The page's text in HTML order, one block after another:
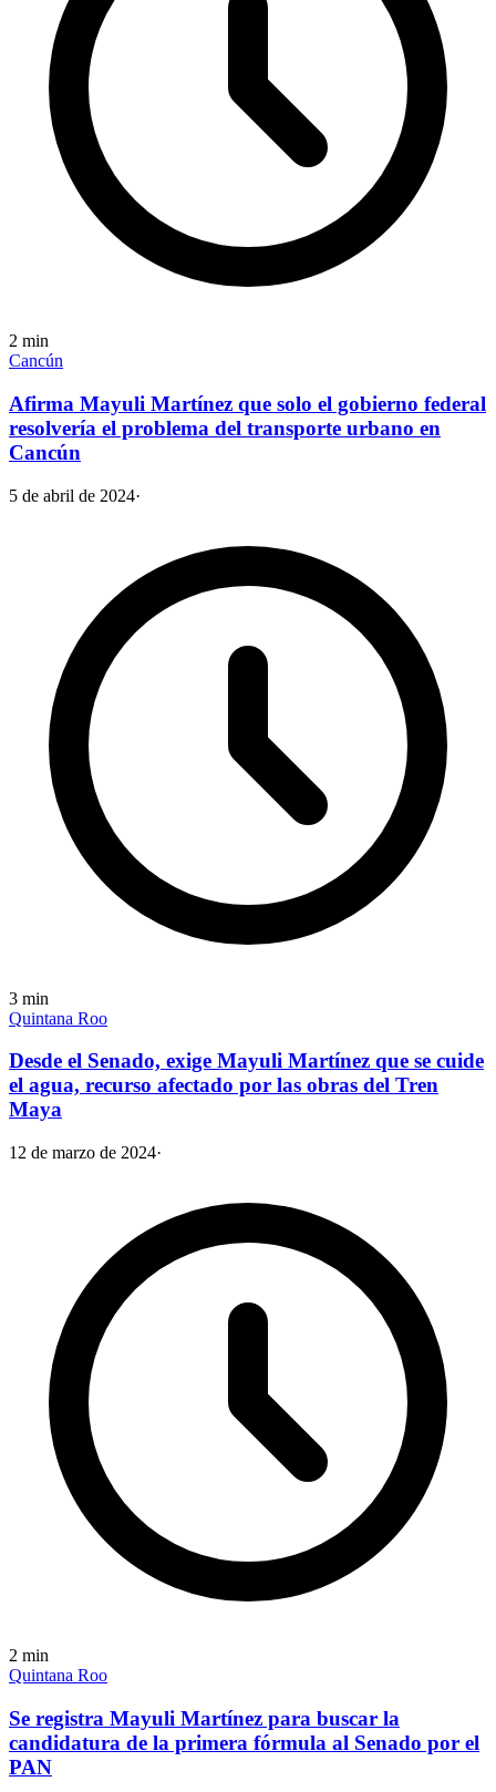
2 min
Cancún
Afirma Mayuli Martínez que solo el gobierno federal
resolvería el problema del transporte urbano en
Cancún
5 de abril de 2024·
3 min
Quintana Roo
Desde el Senado, exige Mayuli Martínez que se cuide
el agua, recurso afectado por las obras del Tren
Maya
12 de marzo de 2024·
2 min
Quintana Roo
Se registra Mayuli Martínez para buscar la
candidatura de la primera fórmula al Senado por el
PAN